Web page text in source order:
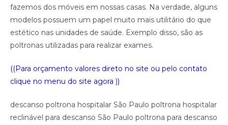
fazemos dos móveis em nossas casas. Na verdade, alguns
modelos possuem um papel muito mais utilitário do que
estético nas unidades de saúde. Exemplo disso, são as
poltronas utilizadas para realizar exames.
((Para orçamento valores direto no site ou pelo contato
clique no menu do site agora ))
descanso poltrona hospitalar São Paulo poltrona hospitalar
reclinável para descanso São Paulo poltrona para descanso